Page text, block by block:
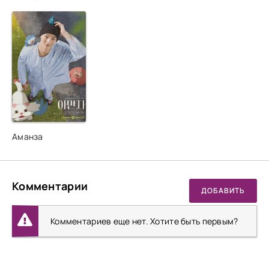
Аманза
Комментарии ДОБАВИТЬ
Комментариев еще нет. Хотите быть первым?